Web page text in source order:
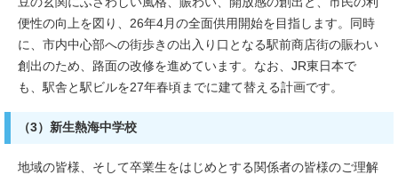
便性の向上を図り、26年4月の全面供用開始を目指します。同時
に、市内中心部への街歩きの出入り口となる駅前商店街の賑わい
創出のため、路面の改修を進めています。なお、JR東日本で
も、駅舎と駅ビルを27年春頃までに建て替える計画です。
（3）新生熱海中学校
地域の皆様、そして卒業生をはじめとする関係者の皆様のご理解